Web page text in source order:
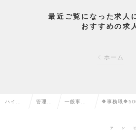
最近ご覧になった求人
おすすめの求
ホーム
ハイク 管理部 一般事 🔶事務職